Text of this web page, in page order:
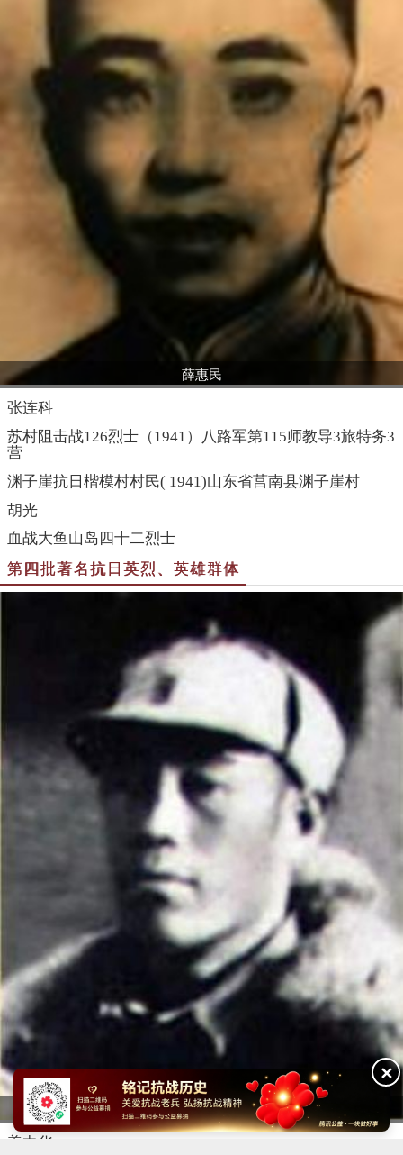
薛惠民
张连科
苏村阻击战126烈士（1941）八路军第115师教导3旅特务3
营
渊子崖抗日楷模村村民( 1941)山东省莒南县渊子崖村
胡光
血战大鱼山岛四十二烈士
第四批著名抗日英烈、英雄群体
曹吉亭
盖中华
✕